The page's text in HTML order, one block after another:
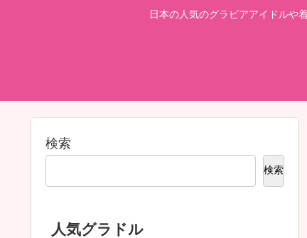
日本の人気のグラビアアイドルや
検索
検索
人気グラドル